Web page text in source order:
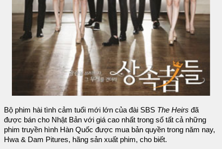
Bộ phim hài tình cảm tuổi mới lớn của đài SBS The Heirs đã
được bán cho Nhật Bản với giá cao nhất trong số tất cả những
phim truyền hình Hàn Quốc được mua bản quyền trong năm nay,
Hwa & Dam Pitures, hãng sản xuất phim, cho biết.